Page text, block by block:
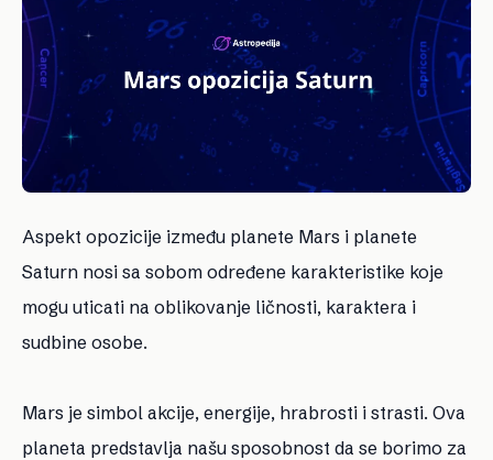
Aspekt opozicije između planete Mars i planete
Saturn nosi sa sobom određene karakteristike koje
mogu uticati na oblikovanje ličnosti, karaktera i
sudbine osobe.
Mars je simbol akcije, energije, hrabrosti i strasti. Ova
planeta predstavlja našu sposobnost da se borimo za